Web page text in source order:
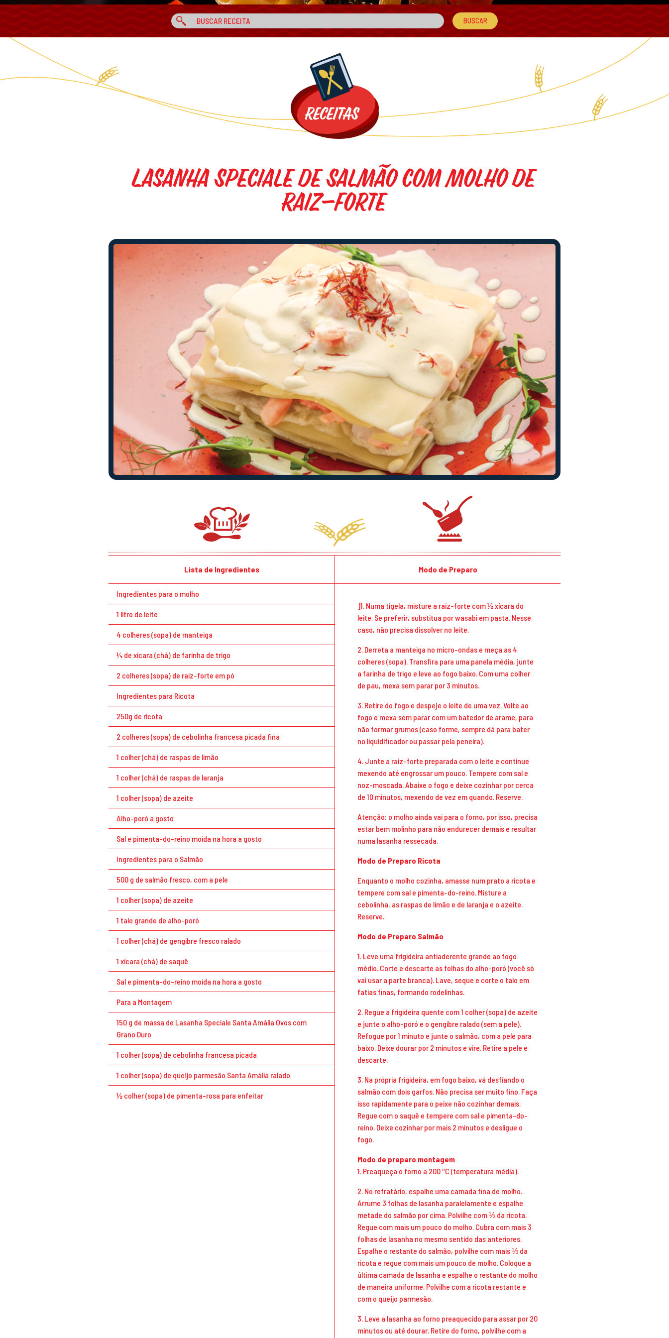
Lasanha Speciale de Salmão com Molho de
Raiz-Forte
Lista de Ingredientes
Ingredientes para o molho
1 litro de leite
4 colheres (sopa) de manteiga
¼ de xícara (chá) de farinha de trigo
2 colheres (sopa) de raiz-forte em pó
Ingredientes para Ricota
250g de ricota
2 colheres (sopa) de cebolinha francesa picada fina
1 colher (chá) de raspas de limão
1 colher (chá) de raspas de laranja
1 colher (sopa) de azeite
Alho-poró a gosto
Sal e pimenta-do-reino moída na hora a gosto
Ingredientes para o Salmão
500 g de salmão fresco, com a pele
1 colher (sopa) de azeite
1 talo grande de alho-poró
1 colher (chá) de gengibre fresco ralado
1 xícara (chá) de saquê
Sal e pimenta-do-reino moída na hora a gosto
Para a Montagem
150 g de massa de Lasanha Speciale Santa Amália Ovos com
Grano Duro
1 colher (sopa) de cebolinha francesa picada
1 colher (sopa) de queijo parmesão Santa Amália ralado
½ colher (sopa) de pimenta-rosa para enfeitar
Modo de Preparo
]1. Numa tigela, misture a raiz-forte com ½ xícara do
leite. Se preferir, substitua por wasabi em pasta. Nesse
caso, não precisa dissolver no leite.
2. Derreta a manteiga no micro-ondas e meça as 4
colheres (sopa). Transfira para uma panela média, junte
a farinha de trigo e leve ao fogo baixo. Com uma colher
de pau, mexa sem parar por 3 minutos.
3. Retire do fogo e despeje o leite de uma vez. Volte ao
fogo e mexa sem parar com um batedor de arame, para
não formar grumos (caso forme, sempre dá para bater
no liquidificador ou passar pela peneira).
4. Junte a raiz-forte preparada com o leite e continue
mexendo até engrossar um pouco. Tempere com sal e
noz-moscada. Abaixe o fogo e deixe cozinhar por cerca
de 10 minutos, mexendo de vez em quando. Reserve.
Atenção: o molho ainda vai para o forno, por isso, precisa
estar bem molinho para não endurecer demais e resultar
numa lasanha ressecada.
Modo de Preparo Ricota
Enquanto o molho cozinha, amasse num prato a ricota e
tempere com sal e pimenta-do-reino. Misture a
cebolinha, as raspas de limão e de laranja e o azeite.
Reserve.
Modo de Preparo Salmão
1. Leve uma frigideira antiaderente grande ao fogo
médio. Corte e descarte as folhas do alho-poró (você só
vai usar a parte branca). Lave, seque e corte o talo em
fatias finas, formando rodelinhas.
2. Regue a frigideira quente com 1 colher (sopa) de azeite
e junte o alho-poró e o gengibre ralado (sem a pele).
Refogue por 1 minuto e junte o salmão, com a pele para
baixo. Deixe dourar por 2 minutos e vire. Retire a pele e
descarte.
3. Na própria frigideira, em fogo baixo, vá desfiando o
salmão com dois garfos. Não precisa ser muito fino. Faça
isso rapidamente para o peixe não cozinhar demais.
Regue com o saquê e tempere com sal e pimenta-do-
reino. Deixe cozinhar por mais 2 minutos e desligue o
fogo.
Modo de preparo montagem
1. Preaqueça o forno a 200 ºC (temperatura média).
2. No refratário, espalhe uma camada fina de molho.
Arrume 3 folhas de lasanha paralelamente e espalhe
metade do salmão por cima. Polvilhe com ⅓ da ricota.
Regue com mais um pouco do molho. Cubra com mais 3
folhas de lasanha no mesmo sentido das anteriores.
Espalhe o restante do salmão, polvilhe com mais ⅓ da
ricota e regue com mais um pouco de molho. Coloque a
última camada de lasanha e espalhe o restante do molho
de maneira uniforme. Polvilhe com a ricota restante e
com o queijo parmesão.
3. Leve a lasanha ao forno preaquecido para assar por 20
minutos ou até dourar. Retire do forno, polvilhe com a